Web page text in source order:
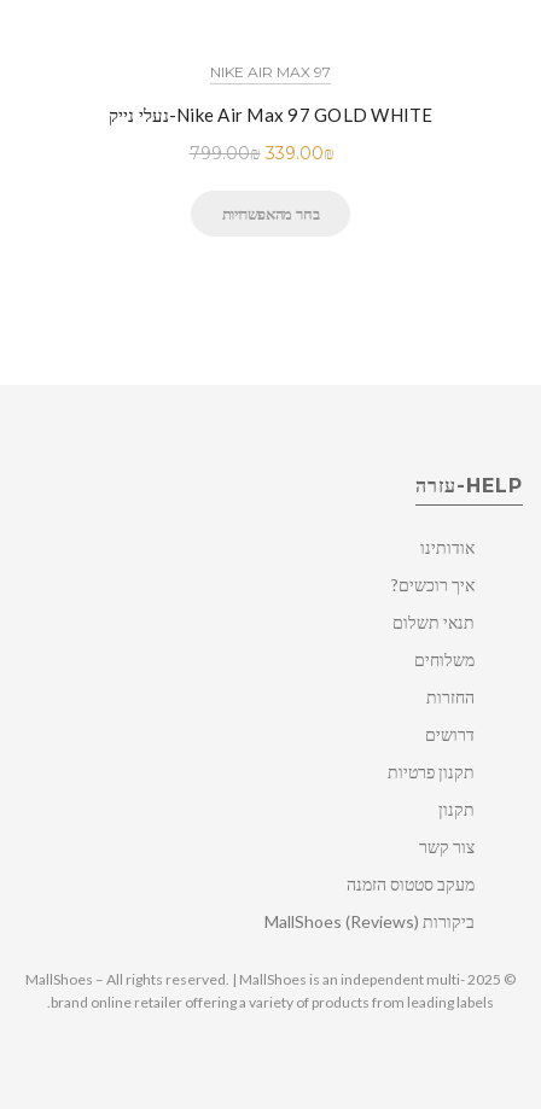
NIKE AIR MAX 97
נעלי נייק-Nike Air Max 97 GOLD WHITE
799.00₪ 339.00₪
בחר מהאפשרויות
HELP-עזרה
אודותינו
איך רוכשים?
תנאי תשלום
משלוחים
החזרות
דרושים
תקנון פרטיות
תקנון
צור קשר
מעקב סטטוס הזמנה
ביקורות MallShoes (Reviews)
© 2025 MallShoes – All rights reserved. | MallShoes is an independent multi-
brand online retailer offering a variety of products from leading labels.